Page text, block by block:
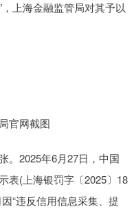
上海金融监管局对其予以
官网截图
。2025年6月27日，中国
表(上海银罚字〔2025〕18
“违反信用信息采集、提